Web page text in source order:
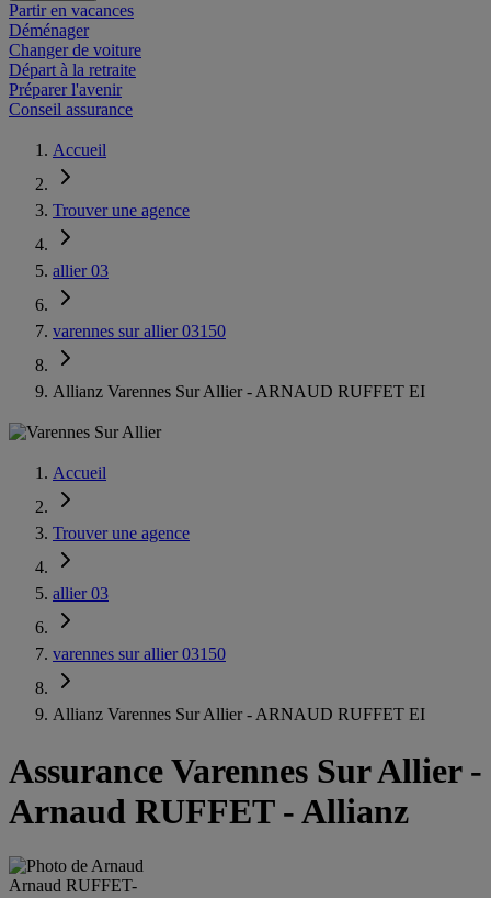
Partir en vacances
Déménager
Changer de voiture
Départ à la retraite
Préparer l'avenir
Conseil assurance
Accueil
Trouver une agence
allier 03
varennes sur allier 03150
Allianz Varennes Sur Allier - ARNAUD RUFFET EI
Accueil
Trouver une agence
allier 03
varennes sur allier 03150
Allianz Varennes Sur Allier - ARNAUD RUFFET EI
Assurance Varennes Sur Allier-
Arnaud RUFFET - Allianz
Arnaud RUFFET-